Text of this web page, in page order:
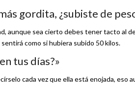
gordita, ¿subiste de
aunque sea cierto debes tener tacto al
como si hubiera subido 50 kilos.
tus días?»
cada vez que ella está enojada, eso